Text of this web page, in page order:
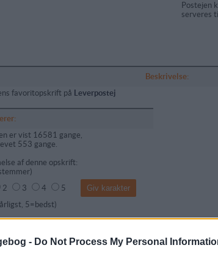
- Do Not Process My Personal
Postejen
serveres
Beskrivelse:
favoritopskrift på Leverpostej
er vist 16581 gange,
553 gange.
af denne opskrift:
2 3 4
5
5=bedst)